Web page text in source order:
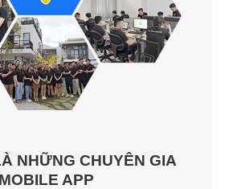
NHỮNG CHUYÊN GIA
APP